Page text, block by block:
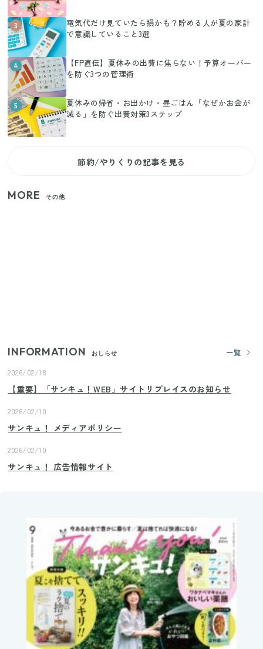
3
電気代だけ見ていたら損かも？貯める人が夏の家計
で意識していること3選
4
【FP直伝】夏休みの出費に焦らない！予算オーバー
を防ぐ3つの管理術
5
夏休みの帰省・お出かけ・昼ごはん「なぜかお金が
減る」を防ぐ出費対策3ステップ
節約/やりくりの記事を見る
MORE その他
INFORMATION おしらせ
一覧
2026/02/18
【重要】「サンキュ！WEB」サイトリプレイスのお知らせ
2026/02/10
サンキュ！ メディアポリシー
2026/02/10
サンキュ！ 広告情報サイト